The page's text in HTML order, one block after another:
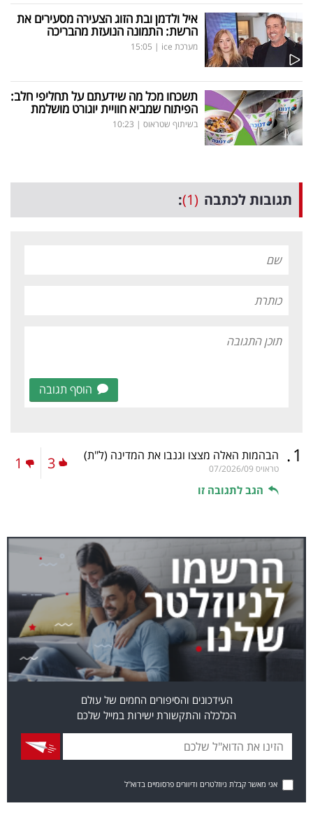
איל ולדמן ובת הזוג הצעירה מסעירים את
הרשת: התמונה הנועזת מהבריכה
מערכת ice |
15:05
תשכחו מכל מה שידעתם על תחליפי חלב:
הפיתוח שמביא חוויית יוגורט מושלמת
בשיתוף שטראוס |
10:23
תגובות לכתבה (1)
:
הוסף תגובה
1
. הבהמות האלה מצצו וגנבו את המדינה (ל"ת)
טראויס 07/2026/09
הגב לתגובה זו
3
1
העידכונים והסיפורים החמים של עולם
הכלכלה והתקשורת ישירות במייל שלכם
אני מאשר קבלת ניוזלטרים ודיוורים פרסומיים בדוא"ל